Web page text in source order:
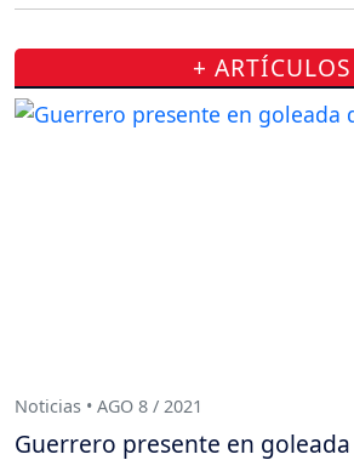
+ ARTÍCULOS
Noticias • AGO 8 / 2021
Guerrero presente en